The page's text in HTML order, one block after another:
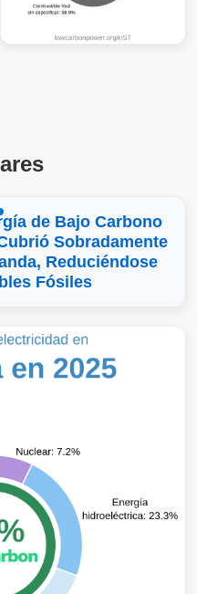
de Bajo Carbono
Sobradamente
Reduciéndose
Fósiles